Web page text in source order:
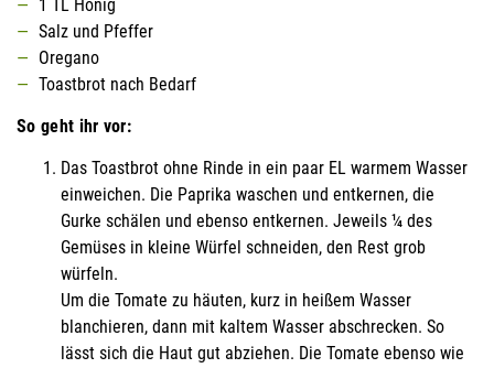
1 TL Honig
Salz und Pfeffer
Oregano
Toastbrot nach Bedarf
So geht ihr vor:
Das Toastbrot ohne Rinde in ein paar EL warmem Wasser
einweichen. Die Paprika waschen und entkernen, die
Gurke schälen und ebenso entkernen. Jeweils ¼ des
Gemüses in kleine Würfel schneiden, den Rest grob
würfeln.
Um die Tomate zu häuten, kurz in heißem Wasser
blanchieren, dann mit kaltem Wasser abschrecken. So
lässt sich die Haut gut abziehen. Die Tomate ebenso wie